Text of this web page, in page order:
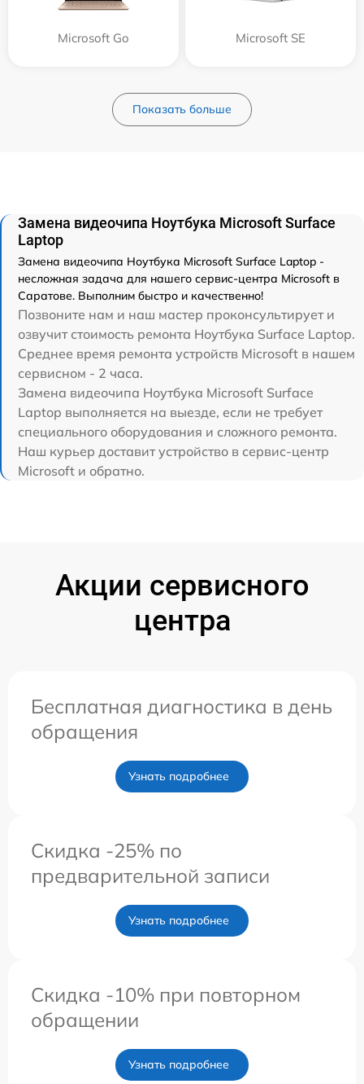
Microsoft Go Microsoft SE
Показать больше
Замена видеочипа Ноутбука Microsoft Surface
Laptop
Замена видеочипа Ноутбука Microsoft Surface Laptop -
несложная задача для нашего сервис-центра Microsoft в
Саратове. Выполним быстро и качественно!
Позвоните нам и наш мастер проконсультирует и
озвучит стоимость ремонта Ноутбука Surface Laptop.
Среднее время ремонта устройств Microsoft в нашем
сервисном - 2 часа.
Замена видеочипа Ноутбука Microsoft Surface
Laptop выполняется на выезде, если не требует
специального оборудования и сложного ремонта.
Наш курьер доставит устройство в сервис-центр
Microsoft и обратно.
Акции сервисного
центра
Бесплатная диагностика в день
обращения
Узнать подробнее
Скидка -25% по
предварительной записи
Узнать подробнее
Скидка -10% при повторном
обращении
Узнать подробнее